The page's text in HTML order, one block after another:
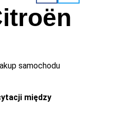
samochodu
między